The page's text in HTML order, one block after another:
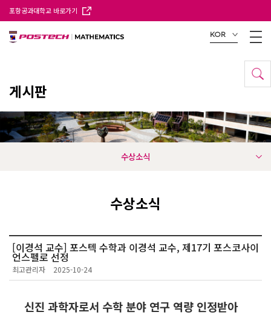
포항공과대학교 바로가기
KOR
게시판
수상소식
수상소식
[이경석 교수] 포스텍 수학과 이경석 교수, 제17기 포스코사이
언스펠로 선정
최고관리자 2025-10-24
신진 과학자로서 수학 분야 연구 역량 인정받아